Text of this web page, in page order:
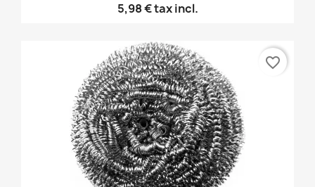
5,98 €tax incl.
favorite_border